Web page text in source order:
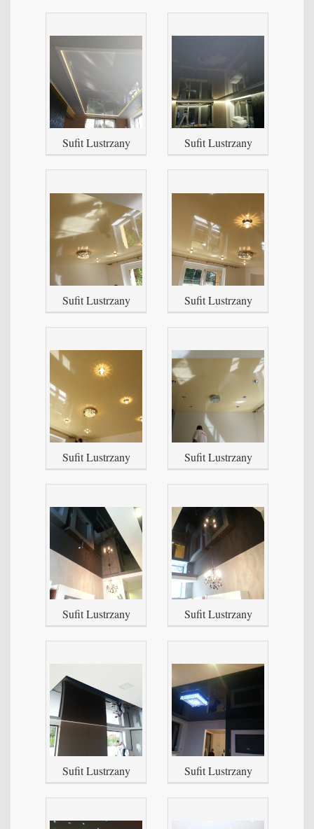
Sufit Lustrzany Sufit Lustrzany
Sufit Lustrzany Sufit Lustrzany
Sufit Lustrzany Sufit Lustrzany
Sufit Lustrzany Sufit Lustrzany
Sufit Lustrzany Sufit Lustrzany